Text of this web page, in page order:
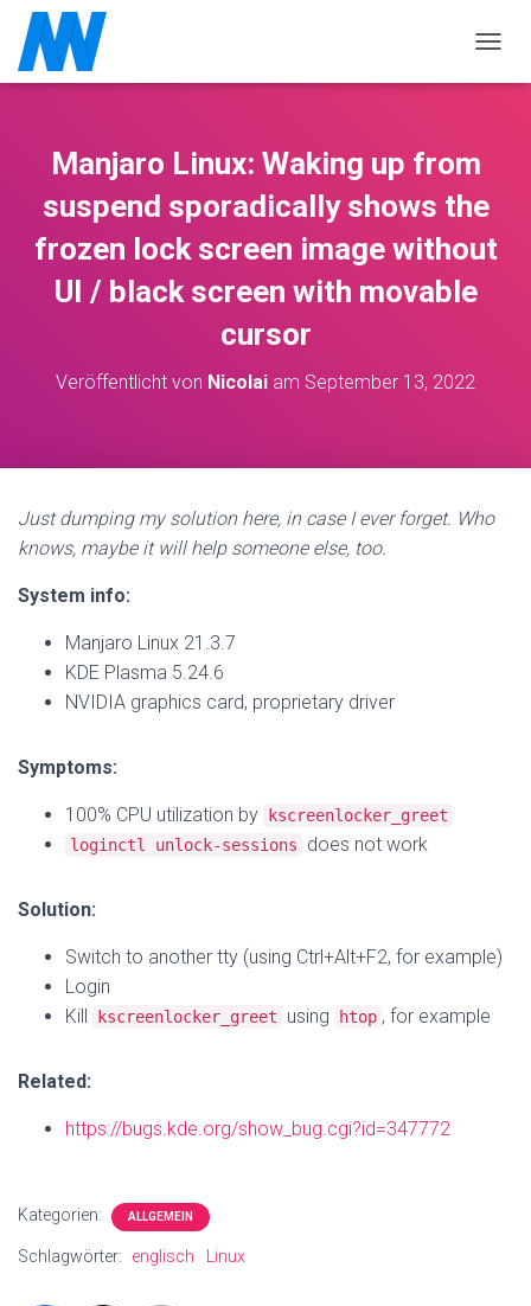
Manjaro Linux: Waking up from
suspend sporadically shows the
frozen lock screen image without
UI / black screen with movable
cursor
Veröffentlicht von Nicolai am September 13, 2022
Just dumping my solution here, in case I ever forget. Who
knows, maybe it will help someone else, too.
System info:
Manjaro Linux 21.3.7
KDE Plasma 5.24.6
NVIDIA graphics card, proprietary driver
Symptoms:
100% CPU utilization by
kscreenlocker_greet
loginctl unlock-sessions
does not work
Solution:
Switch to another tty (using Ctrl+Alt+F2, for example)
Login
Kill
kscreenlocker_greet using htop , for example
Related:
https://bugs.kde.org/show_bug.cgi?id=347772
Kategorien: ALLGEMEIN
Schlagwörter: englisch Linux